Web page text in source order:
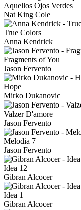
Aquellos Ojos Verdes
Nat King Cole
True Colors
Anna Kendrick
Fragments of You
Jason Fervento
Hope
Mirko Dukanovic
Valzer D'amore
Jason Fervento
Melodia 7
Jason Fervento
Idea 12
Gibran Alcocer
Idea 1
Gibran Alcocer